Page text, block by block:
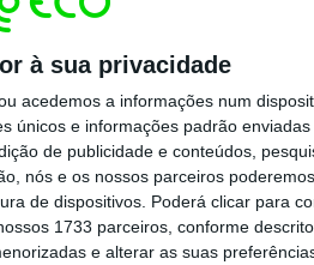
à sua privacidade
acedemos a informações num
únicos e informações padrão
de publicidade e conteúdos,
nós e os nossos parceiros
de dispositivos. Poderá clicar para
1733 parceiros, conforme
e alterar as suas